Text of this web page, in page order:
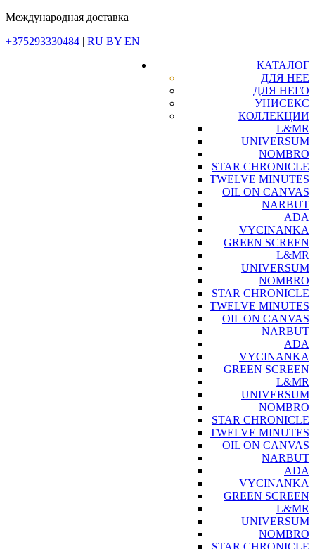
Международная доставка
+375293330484 | RU BY EN
КАТАЛОГ
ДЛЯ НЕЕ
ДЛЯ НЕГО
УНИСЕКС
КОЛЛЕКЦИИ
L&MR
UNIVERSUM
NOMBRO
STAR CHRONICLE
TWELVE MINUTES
OIL ON CANVAS
NARBUT
ADA
VYCINANKA
GREEN SCREEN
L&MR
UNIVERSUM
NOMBRO
STAR CHRONICLE
TWELVE MINUTES
OIL ON CANVAS
NARBUT
ADA
VYCINANKA
GREEN SCREEN
L&MR
UNIVERSUM
NOMBRO
STAR CHRONICLE
TWELVE MINUTES
OIL ON CANVAS
NARBUT
ADA
VYCINANKA
GREEN SCREEN
L&MR
UNIVERSUM
NOMBRO
STAR CHRONICLE